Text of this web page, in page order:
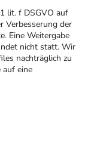
lit. f DSGVO auf
Verbesserung der
Eine Weitergabe
nicht statt. Wir
nachträglich zu
eine